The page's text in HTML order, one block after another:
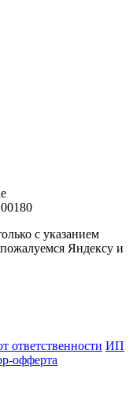
с указанием
Яндексу и
ответственности ИП
офферта